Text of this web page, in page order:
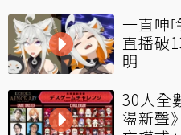
一直呻
直播破
明
30人全
盪新聲